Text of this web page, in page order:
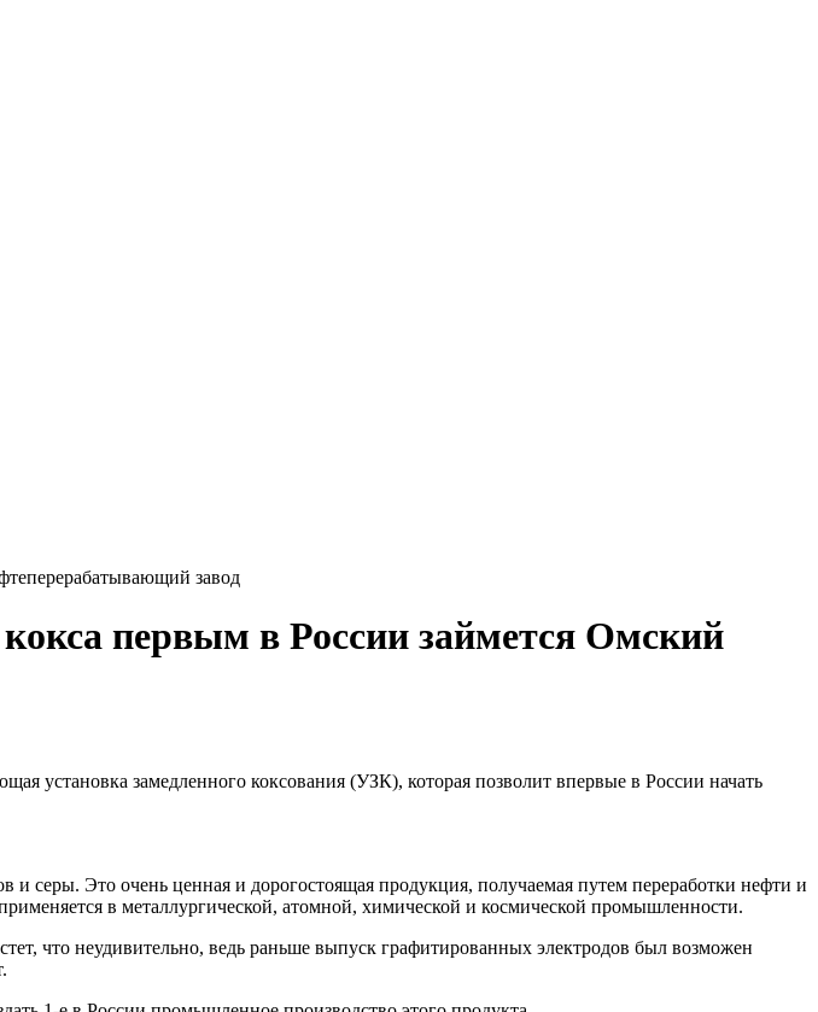
завод
первым в России займется Омский
установка замедленного коксования (УЗК), которая позволит впервые в России начать
серы. Это очень ценная и дорогостоящая продукция, получаемая путем переработки нефти и
в металлургической, атомной, химической и космической промышленности.
что неудивительно, ведь раньше выпуск графитированных электродов был возможен